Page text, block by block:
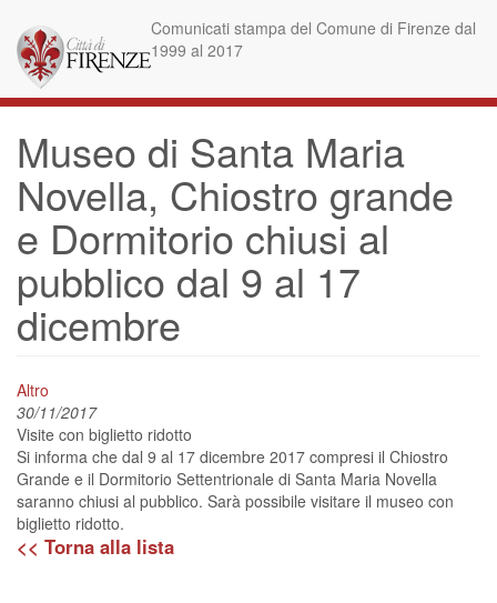
main
content
Comunicati stampa del Comune di Firenze dal
1999 al 2017
Museo di Santa Maria
Novella, Chiostro grande
e Dormitorio chiusi al
pubblico dal 9 al 17
dicembre
Altro
30/11/2017
Visite con biglietto ridotto
Si informa che dal 9 al 17 dicembre 2017 compresi il Chiostro
Grande e il Dormitorio Settentrionale di Santa Maria Novella
saranno chiusi al pubblico. Sarà possibile visitare il museo con
biglietto ridotto.
<< Torna alla lista